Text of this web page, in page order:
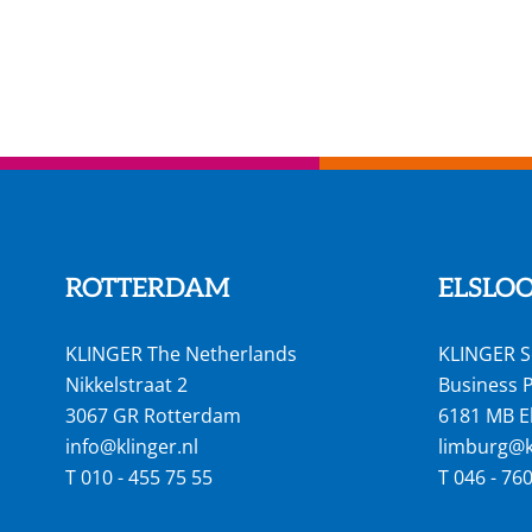
ROTTERDAM
KLINGER The Netherlands
Nikkelstraat 2
3067 GR Rotterdam
info@klinger.nl
T010 - 455 75 55
KLINGER
Business
6181 MB
T046 -